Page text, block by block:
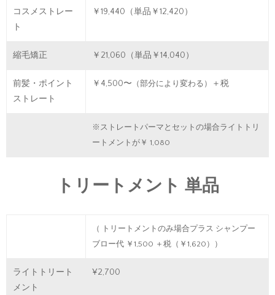
コスメストレー
ト
￥19,440（単品￥12,420）
縮毛矯正 ￥21,060（単品￥14,040）
前髪・ポイント
ストレート
￥4,500〜 （部分により変わる） ＋税
※ストレートパーマとセットの場合ライトトリ
ートメントが￥ 1,080
トリートメント 単品
（ トリートメントのみ場合プラス シャンプー
ブロー代 ￥1,500 ＋税（￥1,620））
ライトトリート
メント
¥2,700